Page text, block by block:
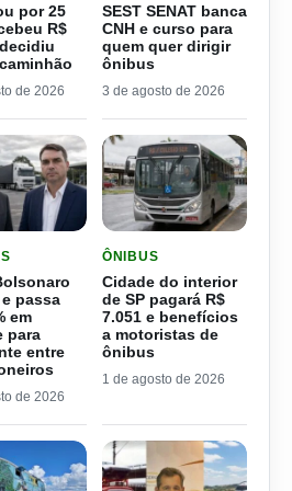
por 25
R$
de 2026
SEST SENAT banca
CNH e curso para
quem quer dirigir
ônibus
3 de agosto de 2026
passa
em
para
entre
de 2026
ÔNIBUS
Cidade do interior
de SP pagará R$
7.051 e benefícios
a motoristas de
ônibus
1 de agosto de 2026